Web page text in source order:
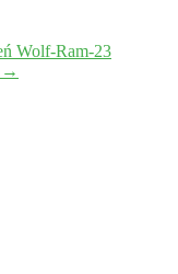
Wolf-Ram-23
→